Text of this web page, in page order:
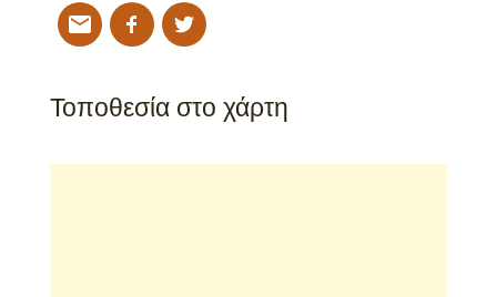
Τοποθεσία στο χάρτη